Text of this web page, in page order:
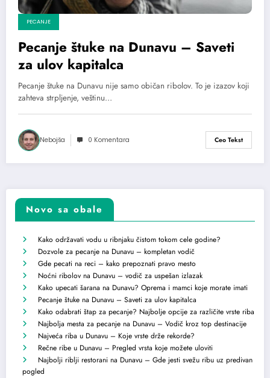
PECANJE
Pecanje štuke na Dunavu – Saveti
za ulov kapitalca
Pecanje štuke na Dunavu nije samo običan ribolov. To je izazov koji
zahteva strpljenje, veštinu…
Nebojša 0 Komentara Ceo Tekst
Novo sa obale
Kako održavati vodu u ribnjaku čistom tokom cele godine?
Dozvole za pecanje na Dunavu – kompletan vodič
Gde pecati na reci – kako prepoznati pravo mesto
Noćni ribolov na Dunavu – vodič za uspešan izlazak
Kako upecati šarana na Dunavu? Oprema i mamci koje morate imati
Pecanje štuke na Dunavu – Saveti za ulov kapitalca
Kako odabrati štap za pecanje? Najbolje opcije za različite vrste riba
Najbolja mesta za pecanje na Dunavu – Vodič kroz top destinacije
Najveća riba u Dunavu – Koje vrste drže rekorde?
Rečne ribe u Dunavu – Pregled vrsta koje možete uloviti
Najbolji riblji restorani na Dunavu – Gde jesti svežu ribu uz predivan
pogled